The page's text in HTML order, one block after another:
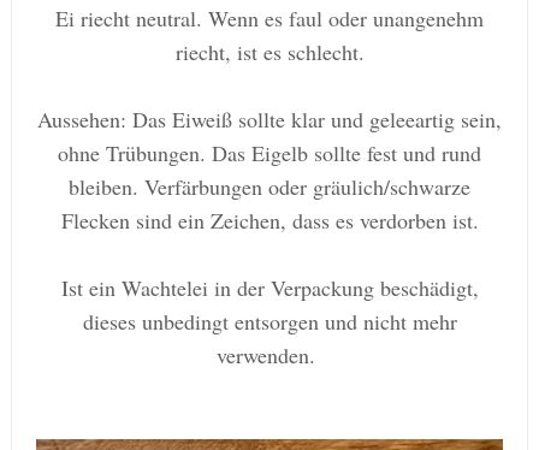
Ei riecht neutral. Wenn es faul oder unangenehm
riecht, ist es schlecht.
Aussehen: Das Eiweiß sollte klar und geleeartig sein,
ohne Trübungen. Das Eigelb sollte fest und rund
bleiben. Verfärbungen oder gräulich/schwarze
Flecken sind ein Zeichen, dass es verdorben ist.
Ist ein Wachtelei in der Verpackung beschädigt,
dieses unbedingt entsorgen und nicht mehr
verwenden.